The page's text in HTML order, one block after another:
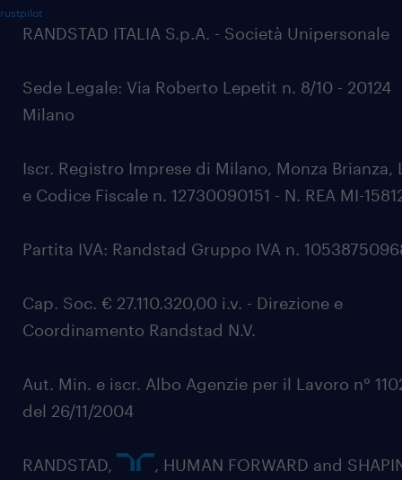
RANDSTAD ITALIA S.p.A. - Società Unipersonale
Sede Legale: Via Roberto Lepetit n. 8/10 - 20124
Milano
Iscr. Registro Imprese di Milano, Monza Brianza,
e Codice Fiscale n. 12730090151 - N. REA MI-
Partita IVA: Randstad Gruppo IVA n.
Cap. Soc. € 27.110.320,00 i.v. - Direzione e
Coordinamento Randstad N.V.
Aut. Min. e iscr. Albo Agenzie per il Lavoro n°
del 26/11/2004
RANDSTAD,
, HUMAN FORWARD and